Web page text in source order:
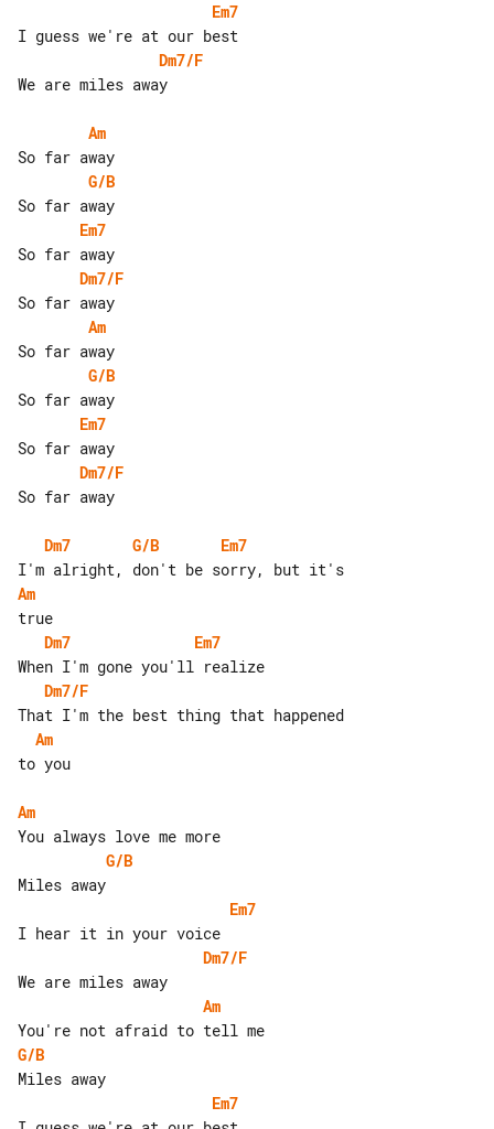
Em7
Dm7/F
We are miles away
Am
G/B
Em7
Dm7/F
Am
G/B
Em7
Dm7/F
So far away
Dm7 G/B
Em7
Am
Dm7
Em7
Dm7/F
Am
to you
Am
G/B
Em7
Dm7/F
Am
G/B
Em7